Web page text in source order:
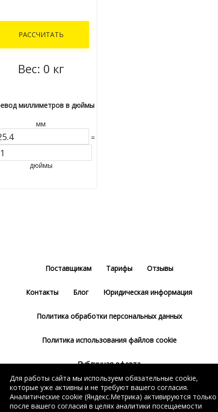
РАССЧИТАТЬ
Вес: 0 кг
миллиметров в дюймы
мм
=
дюймы
Поставщикам Тарифы Отзывы
Контакты Блог Юридическая информация
Политика обработки персональных данных
Политика использования файлов cookie
Публичная оферта
Пользовательское соглашение
Для работы сайта мы используем обязательные cookie,
которые уже активны и не требуют вашего согласия.
Аналитические cookie (Яндекс.Метрика) активируются только
после вашего согласия в целях аналитики посещаемости